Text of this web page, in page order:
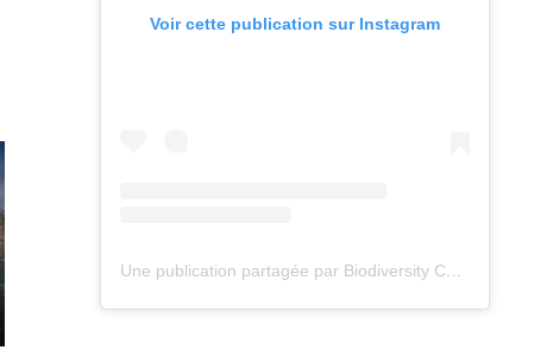
Voir cette publication sur Instagram
Une publication partagée par Biodiversity Care (@eco.volontaire)